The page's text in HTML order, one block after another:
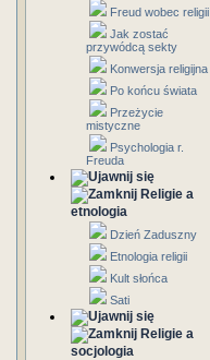
Freud wobec religii
Jak zostać
przywódcą sekty
Konwersja religijna
Po końcu świata
Przeżycie
mistyczne
Psychologia r.
Freuda
Religie a
etnologia
Dzień Zaduszny
Etnologia religii
Kult słońca
Sati
Religie a
socjologia